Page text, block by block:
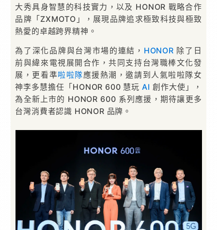
大秀具身智慧的科技實力，以及 HONOR 戰略合作
品牌「ZXMOTO」，展現品牌追求極致科技與極致
熱愛的卓越跨界精神。
為了深化品牌與台灣市場的連結， HONOR 除了日
前與緯來電視展開合作，共同支持台灣職棒文化發
展，更看準啦啦隊應援熱潮，邀請到人氣啦啦隊女
神李多慧擔任「HONOR 600 慧玩AI 創作大使」，
為全新上市的 HONOR 600 系列應援，期待讓更多
台灣消費者認識 HONOR 品牌。